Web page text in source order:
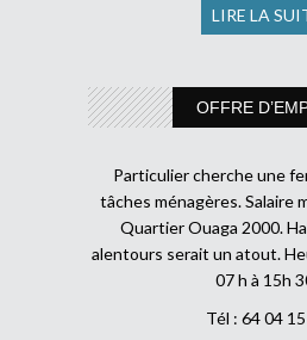
LIRE LA
OFFRE
Particulier cherche une
tâches ménagères. Salaire
Quartier Ouaga 2000.
alentours serait un atout.
07 h à 15h
Tél : 64 04